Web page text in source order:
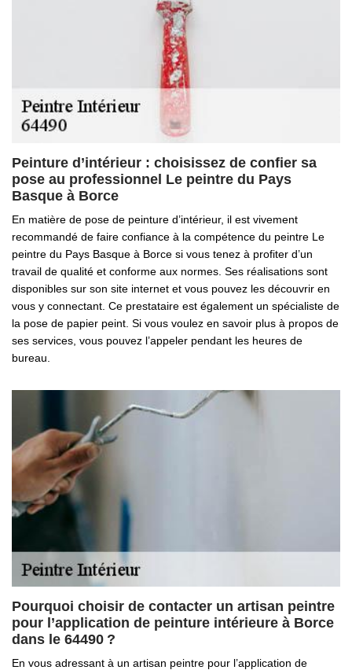
Peinture d’intérieur : choisissez de confier sa
pose au professionnel Le peintre du Pays
Basque à Borce
En matière de pose de peinture d’intérieur, il est vivement
recommandé de faire confiance à la compétence du peintre Le
peintre du Pays Basque à Borce si vous tenez à profiter d’un
travail de qualité et conforme aux normes. Ses réalisations sont
disponibles sur son site internet et vous pouvez les découvrir en
vous y connectant. Ce prestataire est également un spécialiste de
la pose de papier peint. Si vous voulez en savoir plus à propos de
ses services, vous pouvez l’appeler pendant les heures de
bureau.
Pourquoi choisir de contacter un artisan peintre
pour l’application de peinture intérieure à Borce
dans le 64490 ?
En vous adressant à un artisan peintre pour l’application de